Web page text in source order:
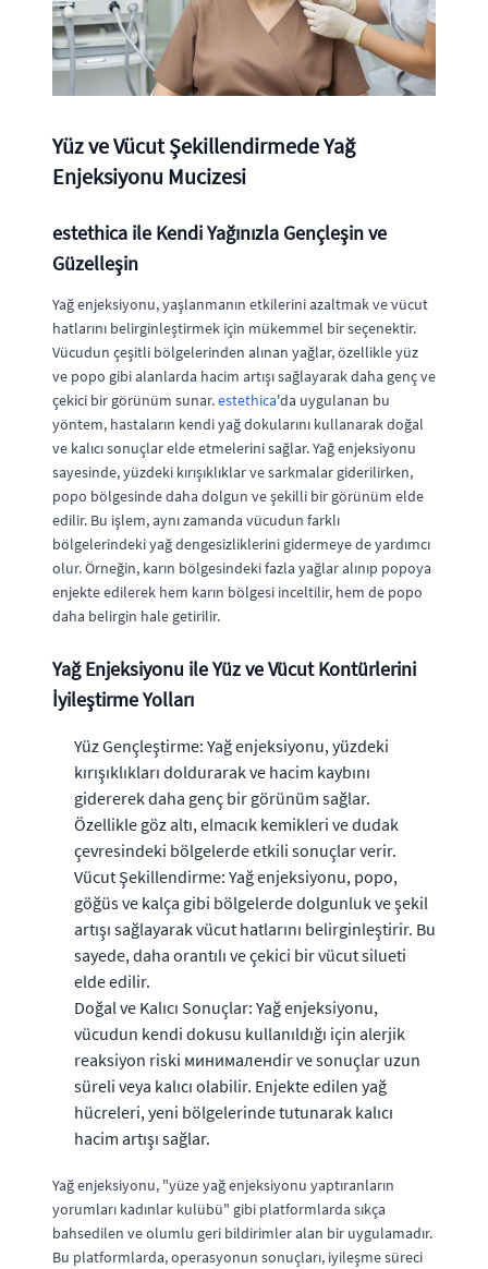
Yüz ve Vücut Şekillendirmede Yağ
Enjeksiyonu Mucizesi
estethica ile Kendi Yağınızla Gençleşin ve
Güzelleşin
Yağ enjeksiyonu, yaşlanmanın etkilerini azaltmak ve vücut
hatlarını belirginleştirmek için mükemmel bir seçenektir.
Vücudun çeşitli bölgelerinden alınan yağlar, özellikle yüz
ve popo gibi alanlarda hacim artışı sağlayarak daha genç ve
çekici bir görünüm sunar.estethica'da uygulanan bu
yöntem, hastaların kendi yağ dokularını kullanarak doğal
ve kalıcı sonuçlar elde etmelerini sağlar. Yağ enjeksiyonu
sayesinde, yüzdeki kırışıklıklar ve sarkmalar giderilirken,
popo bölgesinde daha dolgun ve şekilli bir görünüm elde
edilir. Bu işlem, aynı zamanda vücudun farklı
bölgelerindeki yağ dengesizliklerini gidermeye de yardımcı
olur. Örneğin, karın bölgesindeki fazla yağlar alınıp popoya
enjekte edilerek hem karın bölgesi inceltilir, hem de popo
daha belirgin hale getirilir.
Yağ Enjeksiyonu ile Yüz ve Vücut Kontürlerini
İyileştirme Yolları
Yüz Gençleştirme: Yağ enjeksiyonu, yüzdeki
kırışıklıkları doldurarak ve hacim kaybını
gidererek daha genç bir görünüm sağlar.
Özellikle göz altı, elmacık kemikleri ve dudak
çevresindeki bölgelerde etkili sonuçlar verir.
Vücut Şekillendirme: Yağ enjeksiyonu, popo,
göğüs ve kalça gibi bölgelerde dolgunluk ve şekil
artışı sağlayarak vücut hatlarını belirginleştirir. Bu
sayede, daha orantılı ve çekici bir vücut silueti
elde edilir.
Doğal ve Kalıcı Sonuçlar: Yağ enjeksiyonu,
vücudun kendi dokusu kullanıldığı için alerjik
reaksiyon riski минималенdir ve sonuçlar uzun
süreli veya kalıcı olabilir. Enjekte edilen yağ
hücreleri, yeni bölgelerinde tutunarak kalıcı
hacim artışı sağlar.
Yağ enjeksiyonu, "yüze yağ enjeksiyonu yaptıranların
yorumları kadınlar kulübü" gibi platformlarda sıkça
bahsedilen ve olumlu geri bildirimler alan bir uygulamadır.
Bu platformlarda, operasyonun sonuçları, iyileşme süreci